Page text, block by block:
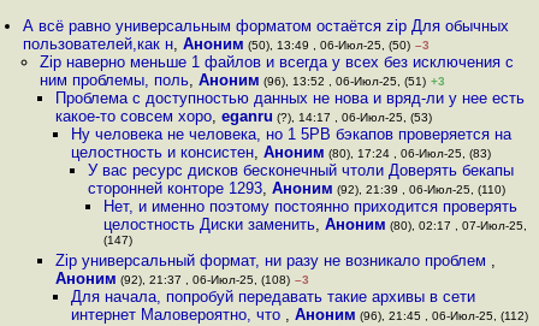
А всё равно универсальным форматом остаётся zip Для обычных
пользователей,как н,Аноним (50), 13:49 , 06-Июл-25, (50) –3
Zip наверно меньше 1 файлов и всегда у всех без исключения с
ним проблемы, поль, Аноним (96), 13:52 , 06-Июл-25, (51) +3
Проблема с доступностью данных не нова и вряд-ли у нее есть
какое-то совсем хоро, eganru (?), 14:17 , 06-Июл-25, (53)
Ну человека не человека, но 1 5PB бэкапов проверяется на
целостность и консистен,Аноним (80), 17:24 , 06-Июл-25, (83)
У вас ресурс дисков бесконечный чтоли Доверять бекапы
сторонней конторе 1293, Аноним (92), 21:39 , 06-Июл-25, (110)
Нет, и именно поэтому постоянно приходится проверять
целостность Диски заменить, Аноним (80), 02:17 , 07-Июл-25,
(147)
Zip универсальный формат, ни разу не возникало проблем ,
Аноним (92), 21:37 , 06-Июл-25, (108) –3
Для начала, попробуй передавать такие архивы в сети
интернет Маловероятно, что ,Аноним (96), 21:45 , 06-Июл-25, (112)